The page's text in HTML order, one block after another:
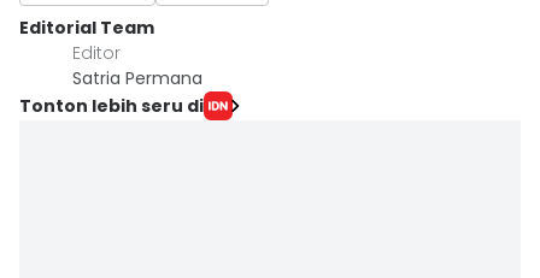
Editorial Team
Editor
Satria Permana
Tonton lebih seru di